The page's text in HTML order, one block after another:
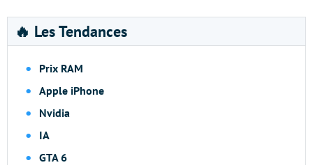
🔥 Les Tendances
Prix RAM
Apple iPhone
Nvidia
IA
GTA 6